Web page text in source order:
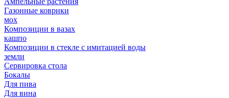
Газонные коврики
мох
Композиции в вазах
кашпо
Композиции в стекле с имитацией воды
земли
Сервировка стола
Бокалы
Для пива
Для вина